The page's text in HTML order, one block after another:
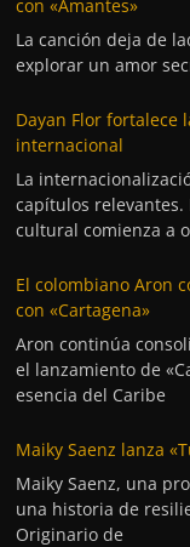
con «Amantes»
La canción deja de
explorar un amor
Dayan Flor fortalece
internacional
La
capítulos
cultural comienza a
El colombiano Aron
con «Cartagena»
Aron continúa
el lanzamiento de
esencia del Caribe
Maiky Saenz lanza
Maiky Saenz, una
una historia de
Originario de